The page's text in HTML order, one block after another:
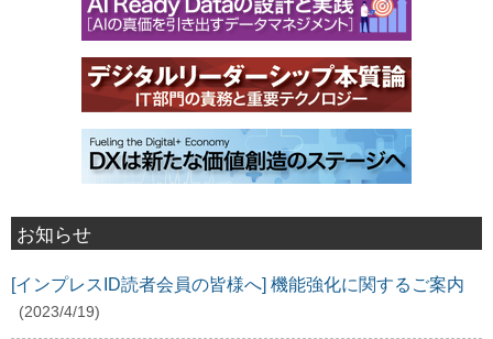
お知らせ
[インプレスID読者会員の皆様へ] 機能強化に関するご案内
(2023/4/19)